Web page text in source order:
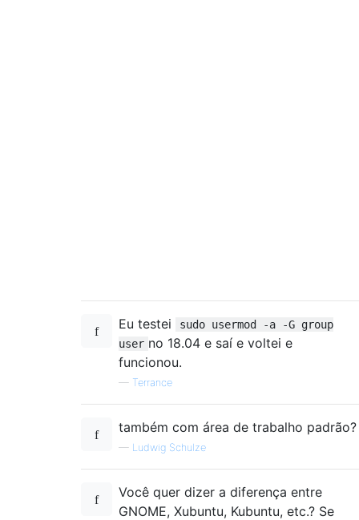
Eu testei
sudo usermod -a -G group
user no 18.04 e saí e voltei e
funcionou.
— Terrance
também com área de trabalho padrão?
— Ludwig Schulze
Você quer dizer a diferença entre
GNOME, Xubuntu, Kubuntu, etc.? Se